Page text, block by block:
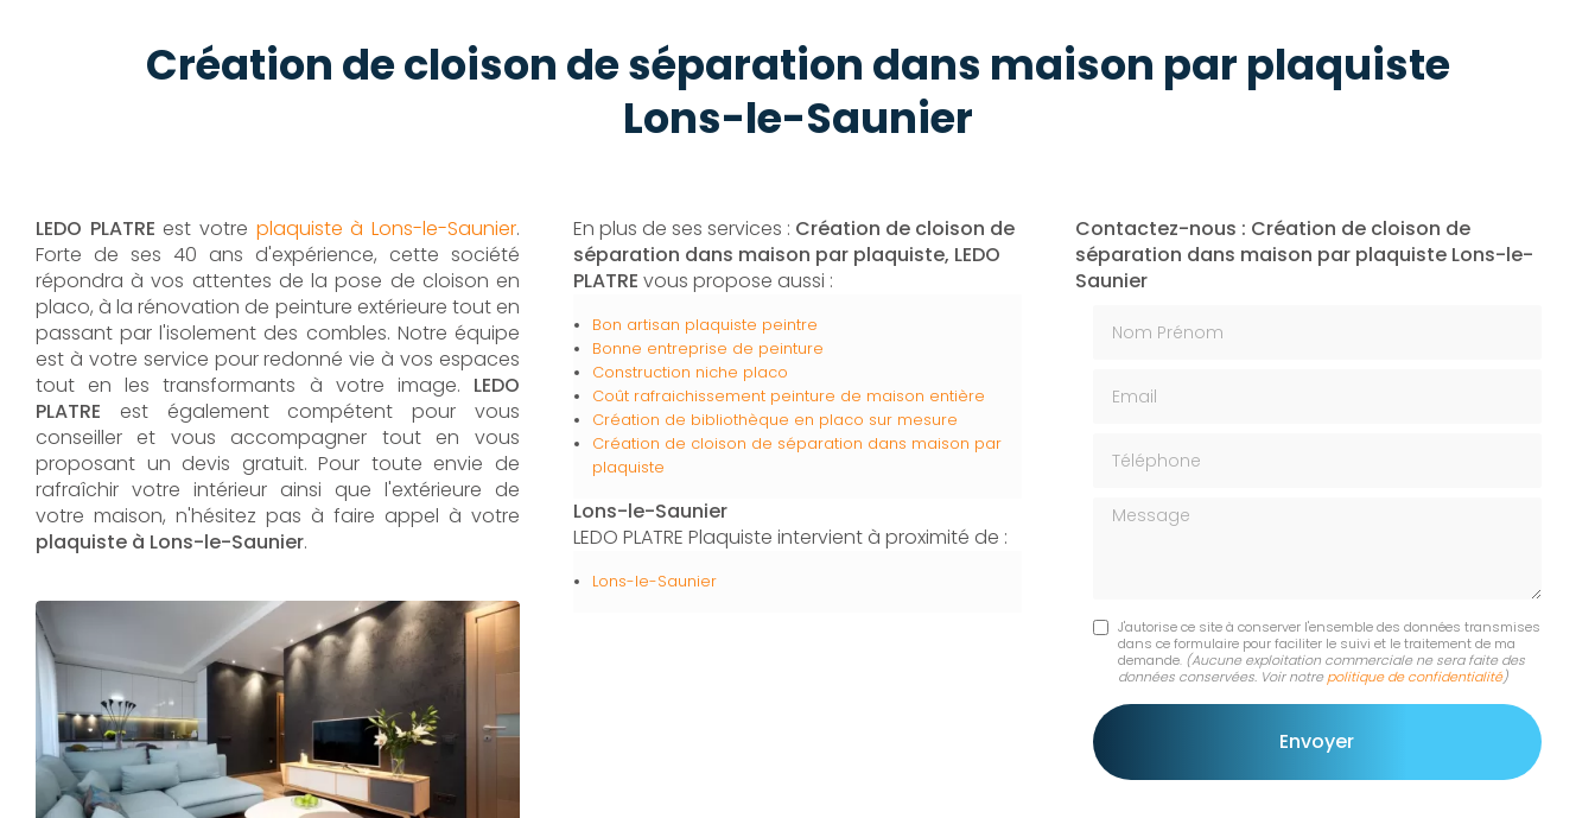
Création de cloison de séparation dans maison par plaquiste
Lons-le-Saunier
LEDO PLATRE est votre plaquiste à Lons-le-Saunier.
Forte de ses 40 ans d'expérience, cette société
répondra à vos attentes de la pose de cloison en
placo, à la rénovation de peinture extérieure tout en
passant par l'isolement des combles. Notre équipe
est à votre service pour redonné vie à vos espaces
tout en les transformants à votre image. LEDO
PLATRE est également compétent pour vous
conseiller et vous accompagner tout en vous
proposant un devis gratuit. Pour toute envie de
rafraîchir votre intérieur ainsi que l'extérieure de
votre maison, n'hésitez pas à faire appel à votre
plaquiste à Lons-le-Saunier.
En plus de ses services : Création de cloison de
séparation dans maison par plaquiste, LEDO
PLATRE vous propose aussi :
Bon artisan plaquiste peintre
Bonne entreprise de peinture
Construction niche placo
Coût rafraichissement peinture de maison entière
Création de bibliothèque en placo sur mesure
Création de cloison de séparation dans maison par
plaquiste
Lons-le-Saunier
LEDO PLATRE Plaquiste intervient à proximité de :
Lons-le-Saunier
Contactez-nous : Création de cloison de
séparation dans maison par plaquiste Lons-le-
Saunier
Message
J'autorise ce site à conserver l'ensemble des données transmises
dans ce formulaire pour faciliter le suivi et le traitement de ma
demande. (Aucune exploitation commerciale ne sera faite des
données conservées. Voir notre politique de confidentialité)